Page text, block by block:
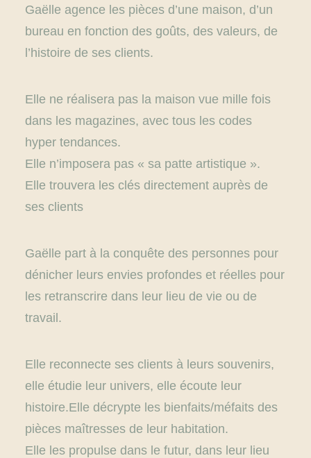
Gaëlle agence les pièces d’une maison, d’un
bureau en fonction des goûts, des valeurs, de
l’histoire de ses clients.
Elle ne réalisera pas la maison vue mille fois
dans les magazines, avec tous les codes
hyper tendances.
Elle n’imposera pas « sa patte artistique ».
Elle trouvera les clés directement auprès de
ses clients
Gaëlle part à la conquête des personnes pour
dénicher leurs envies profondes et réelles pour
les retranscrire dans leur lieu de vie ou de
travail.
Elle reconnecte ses clients à leurs souvenirs,
elle étudie leur univers, elle écoute leur
histoire.Elle décrypte les bienfaits/méfaits des
pièces maîtresses de leur habitation.
Elle les propulse dans le futur, dans leur lieu